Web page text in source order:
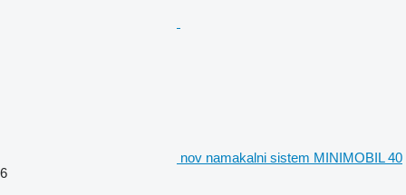
nov namakalni sistem MINIMOBIL 40
6